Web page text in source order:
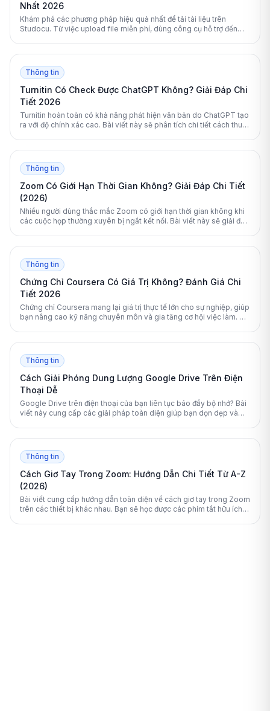
Nhất 2026
Khám phá các phương pháp hiệu quả nhất để tải tài liệu trên
Studocu. Từ việc upload file miễn phí, dùng công cụ hỗ trợ đến
Thông tin
Turnitin Có Check Được ChatGPT Không? Giải Đáp Chi
Tiết 2026
Turnitin hoàn toàn có khả năng phát hiện văn bản do ChatGPT tạo
ra với độ chính xác cao. Bài viết này sẽ phân tích chi tiết cách thuật
Thông tin
Zoom Có Giới Hạn Thời Gian Không? Giải Đáp Chi Tiết
(2026)
Nhiều người dùng thắc mắc Zoom có giới hạn thời gian không khi
các cuộc họp thường xuyên bị ngắt kết nối. Bài viết này sẽ giải đáp
Thông tin
Chứng Chỉ Coursera Có Giá Trị Không? Đánh Giá Chi
Tiết 2026
Chứng chỉ Coursera mang lại giá trị thực tế lớn cho sự nghiệp, giúp
bạn nâng cao kỹ năng chuyên môn và gia tăng cơ hội việc làm. Bài
Thông tin
Cách Giải Phóng Dung Lượng Google Drive Trên Điện
Thoại Dễ
Google Drive trên điện thoại của bạn liên tục báo đầy bộ nhớ? Bài
viết này cung cấp các giải pháp toàn diện giúp bạn dọn dẹp và
Thông tin
Cách Giơ Tay Trong Zoom: Hướng Dẫn Chi Tiết Từ A-Z
(2026)
Bài viết cung cấp hướng dẫn toàn diện về cách giơ tay trong Zoom
trên các thiết bị khác nhau. Bạn sẽ học được các phím tắt hữu ích